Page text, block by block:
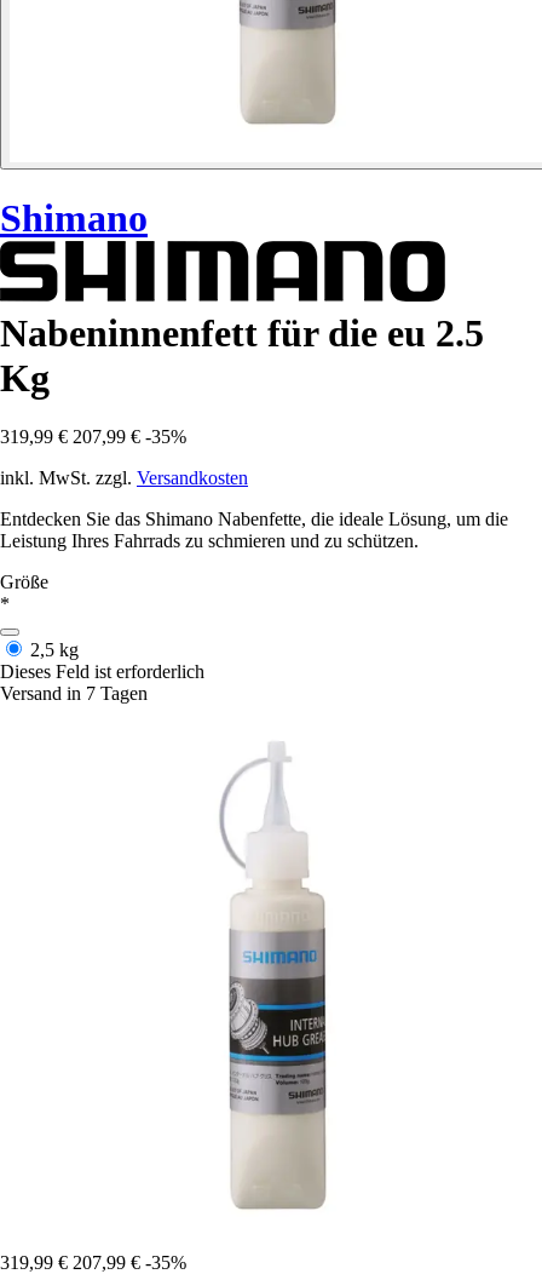
Shimano
Nabeninnenfett für die eu 2.5
Kg
319,99 € 207,99 € -35%
inkl. MwSt. zzgl. Versandkosten
Entdecken Sie das Shimano Nabenfette, die ideale Lösung, um die
Leistung Ihres Fahrrads zu schmieren und zu schützen.
Größe
*
2,5 kg
Dieses Feld ist erforderlich
Versand in 7 Tagen
319,99 € 207,99 € -35%